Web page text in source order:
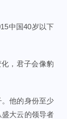
中国40岁以下
化，君子会像豹
他的身份至少
大云的领导者